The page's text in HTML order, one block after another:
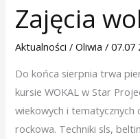
Zajęcia
Aktualności /Oliwia/07.07
Do końca sierpnia trwa
kursie WOKAL w Star
wiekowych i
rockowa. Techniki sls,
Zajęcia
wokalne